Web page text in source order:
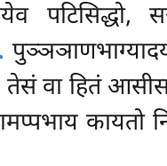
पटिसिद्धो,
तेसं वा हितं
कायतो